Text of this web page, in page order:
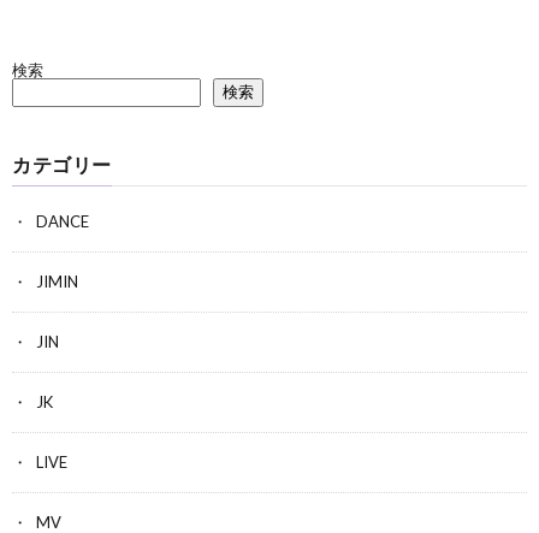
検索
検索
カテゴリー
DANCE
JIMIN
JIN
JK
LIVE
MV